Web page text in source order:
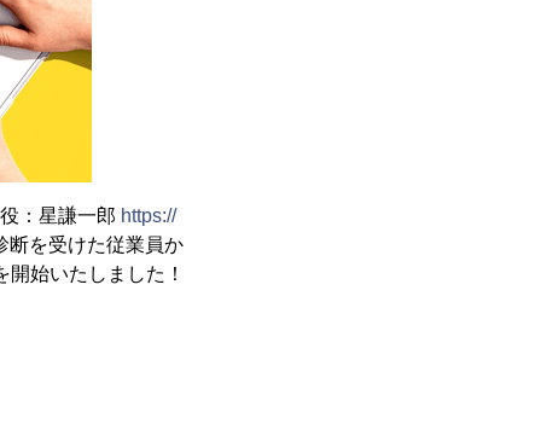
：星謙一郎 https://
断を受けた従業員か
始いたしました！